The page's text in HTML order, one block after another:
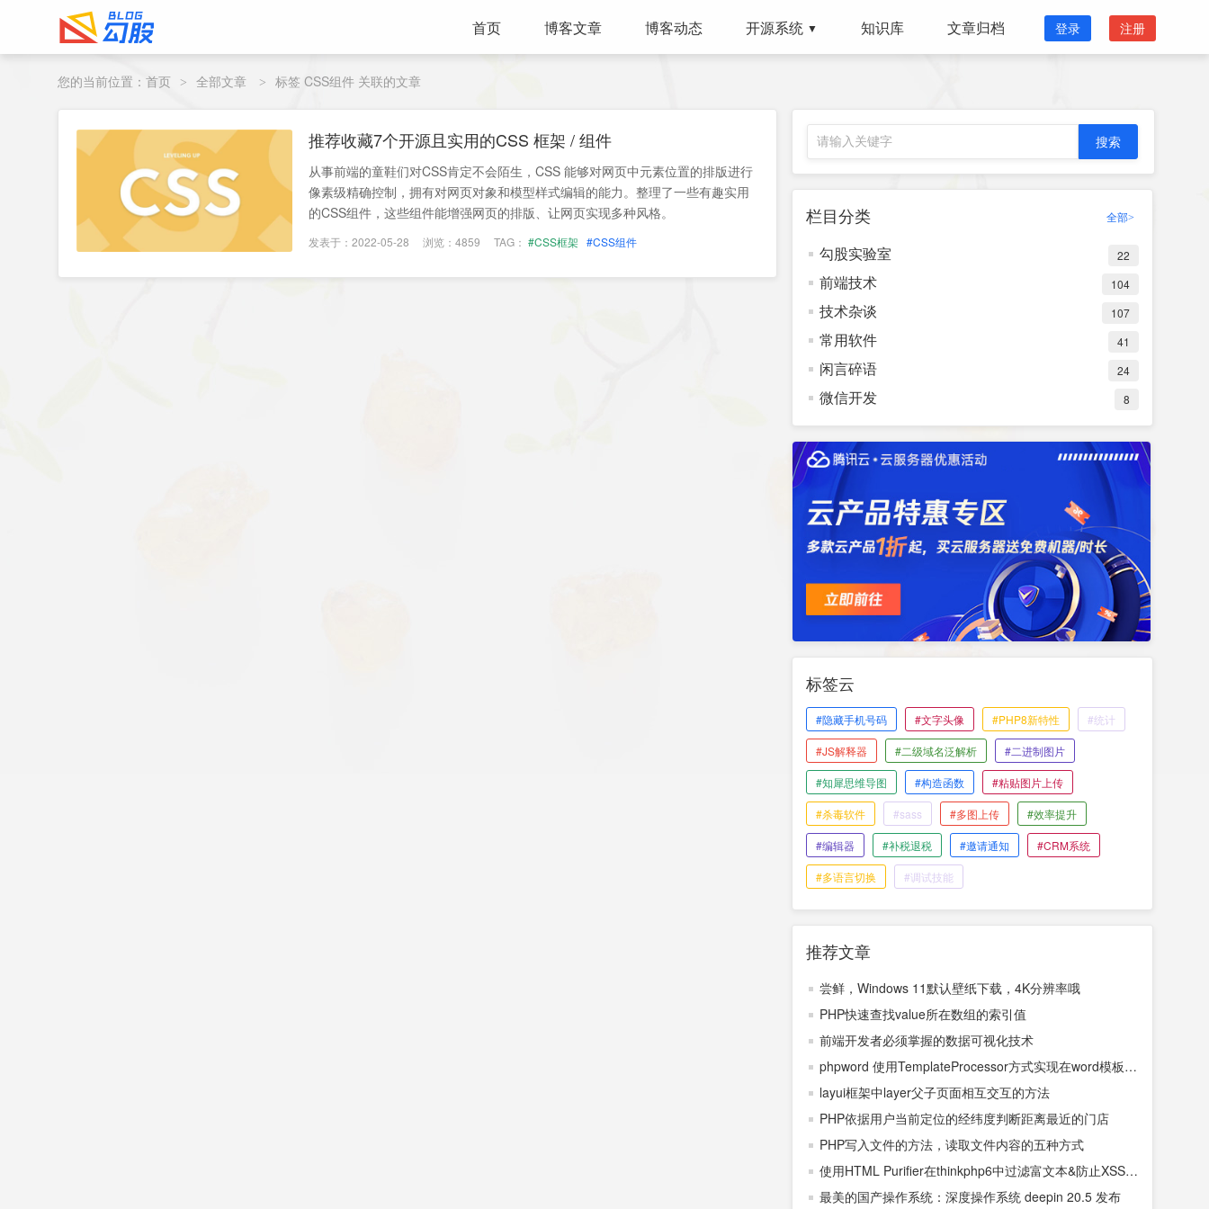
首页 博客文章 博客动态 开源系统 ▼ 知识库 文章归档 登录 注册
您的当前位置： 首页 > 全部文章 > 标签 CSS组件 关联的文章
推荐收藏7个开源且实用的CSS 框架 / 组件
从事前端的童鞋们对CSS肯定不会陌生，CSS 能够对网页中元素位置的排版进行
像素级精确控制，拥有对网页对象和模型样式编辑的能力。整理了一些有趣实用
的CSS组件，这些组件能增强网页的排版、让网页实现多种风格。
发表于：2022-05-28 浏览：4859 TAG： #CSS框架 #CSS组件
栏目分类 全部>
勾股实验室 22
前端技术 104
技术杂谈 107
常用软件 41
闲言碎语 24
微信开发 8
标签云
#隐藏手机号码 #文字头像 #PHP8新特性 #统计
#JS解释器 #二级域名泛解析 #二进制图片
#知犀思维导图 #构造函数 #粘贴图片上传
#杀毒软件 #sass #多图上传 #效率提升
#编辑器 #补税退税 #邀请通知 #CRM系统
#多语言切换 #调试技能
推荐文章
尝鲜，Windows 11默认壁纸下载，4K分辨率哦
PHP快速查找value所在数组的索引值
前端开发者必须掌握的数据可视化技术
phpword 使用TemplateProcessor方式实现在word模板中
动态插入表格
layui框架中layer父子页面相互交互的方法
PHP依据用户当前定位的经纬度判断距离最近的门店
PHP写入文件的方法，读取文件内容的五种方式
使用HTML Purifier在thinkphp6中过滤富文本&防止XSS攻
击 最美的国产操作系统：深度操作系统 deepin 20.5 发布